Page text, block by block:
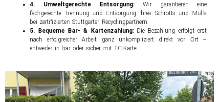
4. Umweltgerechte Entsorgung:Wir garantieren eine
fachgerechte Trennung und Entsorgung Ihres Schrotts und Mülls
bei zertifizierten Stuttgarter Recyclingpartnern.
5. Bequeme Bar- & Kartenzahlung:Die Bezahlung erfolgt erst
nach erfolgreicher Arbeit ganz unkompliziert direkt vor Ort –
entweder in bar oder sicher mit EC-Karte.